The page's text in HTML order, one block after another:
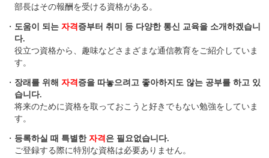
部長はその報酬を受ける資格がある。
・ 도움이 되는 자격 증부터 취미 등 다양한 통신 교육을 소개하겠습니
다.
役立つ資格から、趣味などさまざまな通信教育をご紹介していま
す。
・ 장래를 위해 자격 증을 따놓으려고 좋아하지도 않는 공부를 하고 있
습니다.
将来のために資格を取っておこうと好きでもない勉強をしていま
す。
・ 등록하실 때 특별한 자격 은 필요없습니다.
ご登録する際に特別な資格は必要ありません。